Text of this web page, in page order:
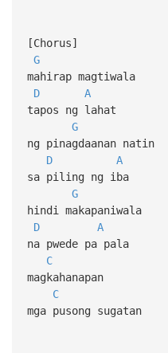
[Chorus]
G
mahirap magtiwala
D
A
tapos ng lahat
G
ng pinagdaanan natin
D
A
sa piling ng iba
G
hindi makapaniwala
D
A
na pwede pa pala
C
magkahanapan
C
mga pusong sugatan